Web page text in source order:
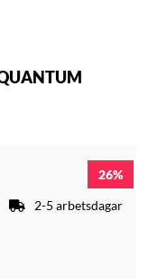
26
2-5 arbetsdagar